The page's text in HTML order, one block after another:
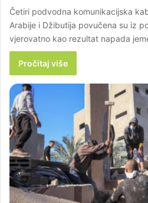
Četiri podvodna komunikacijska
Arabije i Džibutija povučena su iz
vjerovatno kao rezultat napada
Pročitaj više